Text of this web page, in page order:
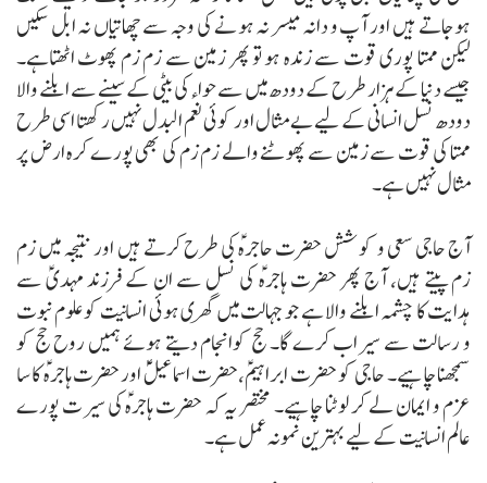
ہوجاتے ہیں اور آپ و دانہ میسر نہ ہونے کی وجہ سے چھاتیاں نہ ابل سکیں
لیکن ممتا پوری قوت سے زندہ ہو تو پھر زمین سے زم زم پھوٹ اٹھتاہے۔
جیسے دنیا کے ہزار طرح کے دودھ میں سے حواء کی بیٹی کے سینے سے ابلنے والا
دودھ نسل انسانی کے لیے بے مثال اور کوئی نعم البدل نہیں رکھتا اسی طرح
ممتا کی قوت سے زمین سے پھوٹنے والے زم زم کی بھی پورے کرہ ارض پر
مثال نہیں ہے۔
آج حاجی سعی و کوشش حضرت حاجرہؑ کی طرح کرتے ہیں اور نتیجہ میں زم
زم پیتے ہیں، آج پھر حضرت ہاجرہؑ کی نسل سے ان کے فرزند مہدیؑ سے
ہدایت کا چشمہ ابلنے والا ہے جو جہالت میں گھری ہوئی انسانیت کو علوم نبوت
و رسالت سے سیراب کرے گا۔ حج کوانجام دیتے ہوئے ہمیں روح حج کو
سمجھنا چاہیے۔ حاجی کو حضرت ابراہیمؑ،حضرت اسماعیلؑؑ اور حضرت ہاجرہؑ کا سا
عزم و ایمان لے کر لوٹنا چاہیے۔ مختصر یہ کہ حضرت ہاجرہؑ کی سیرت پورے
عالم انسانیت کے لیے بہترین نمونہ عمل ہے۔